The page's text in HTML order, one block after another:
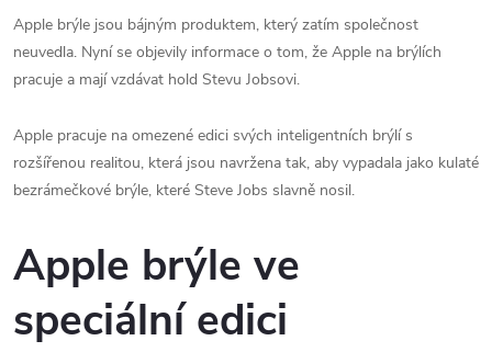
Apple brýle jsou bájným produktem, který zatím společnost
neuvedla. Nyní se objevily informace o tom, že Apple na brýlích
pracuje a mají vzdávat hold Stevu Jobsovi.
Apple pracuje na omezené edici svých inteligentních brýlí s
rozšířenou realitou, která jsou navržena tak, aby vypadala jako kulaté
bezrámečkové brýle, které Steve Jobs slavně nosil.
Apple brýle ve
speciální edici